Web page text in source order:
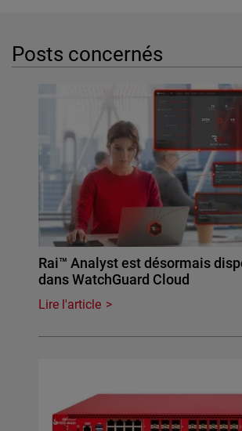
Posts concernés
Rai™ Analyst est désormais
dans WatchGuard Cloud
Lire l'article